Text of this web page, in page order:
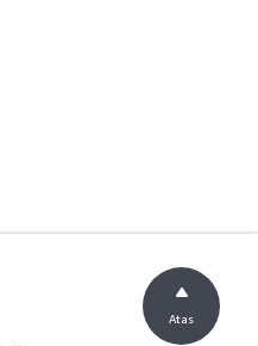
Atas